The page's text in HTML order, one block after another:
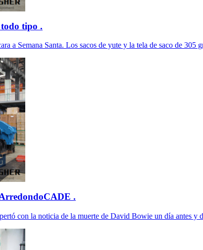
todo tipo .
a Semana Santa. Los sacos de yute y la tela de saco de
.
con la noticia de la muerte de David Bowie un día antes y